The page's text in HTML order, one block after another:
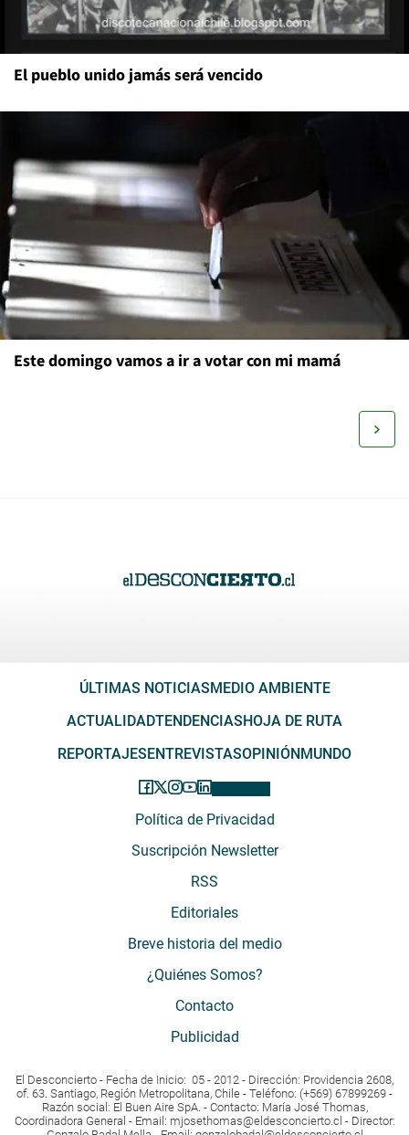
El pueblo unido jamás será vencido
Este domingo vamos a ir a votar con mi mamá
ÚLTIMAS NOTICIAS MEDIO AMBIENTE
ACTUALIDADTENDENCIAS HOJA DE RUTA
REPORTAJES ENTREVISTASOPINIÓN MUNDO
Política de Privacidad
Suscripción Newsletter
RSS
Editoriales
Breve historia del medio
¿Quiénes Somos?
Contacto
Publicidad
El Desconcierto - Fecha de Inicio: 05 - 2012 - Dirección: Providencia 2608,
of. 63. Santiago, Región Metropolitana, Chile - Teléfono: (+569) 67899269 -
Razón social: El Buen Aire SpA. - Contacto: María José Thomas,
Coordinadora General - Email: mjosethomas@eldesconcierto.cl - Director: